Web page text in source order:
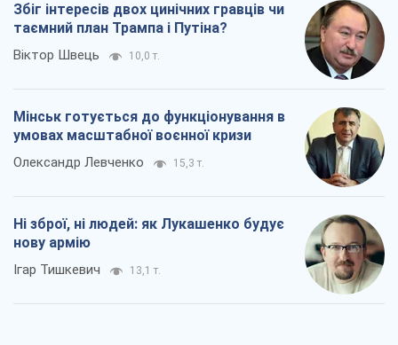
Збіг інтересів двох цинічних гравців чи
таємний план Трампа і Путіна?
Віктор Швець 10,0 т.
Мінськ готується до функціонування в
умовах масштабної воєнної кризи
Олександр Левченко 15,3 т.
Ні зброї, ні людей: як Лукашенко будує
нову армію
Ігар Тишкевич 13,1 т.